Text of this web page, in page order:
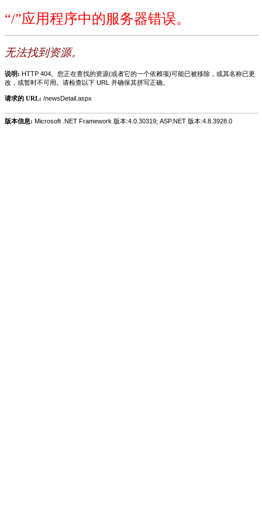
“/”应用程序中的服务器错误。
无法找到资源。
说明: HTTP 404。您正在查找的资源(或者它的一个依赖项)可能已被移除，或其名称已更
改，或暂时不可用。请检查以下 URL 并确保其拼写正确。
请求的 URL: /newsDetail.aspx
版本信息: Microsoft .NET Framework 版本:4.0.30319; ASP.NET 版本:4.8.3928.0